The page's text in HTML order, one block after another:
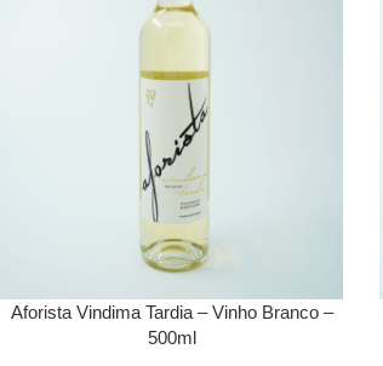
Aforista Vindima Tardia – Vinho Branco –
500ml